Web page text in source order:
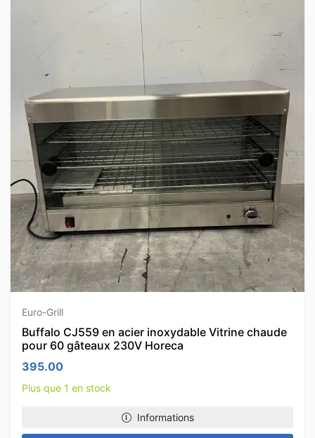
Euro-Grill
Buffalo CJ559 en acier inoxydable Vitrine chaude
pour 60 gâteaux 230V Horeca
395.00
Plus que 1 en stock
Informations